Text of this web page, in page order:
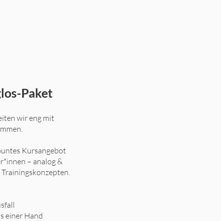
Paket
wir eng mit
Kursangebot
– analog &
einer Hand